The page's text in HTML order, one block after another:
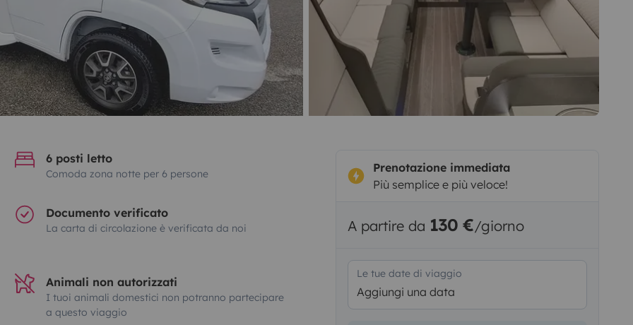
6 posti letto
Comoda zona notte per 6 persone
Documento verificato
La carta di circolazione è verificata da noi
Animali non autorizzati
I tuoi animali domestici non potranno partecipare
a questo viaggio
Prenotazione immediata
Più semplice e più veloce!
A partire da 130 €/giorno
Le tue date di viaggio
Aggiungi una data